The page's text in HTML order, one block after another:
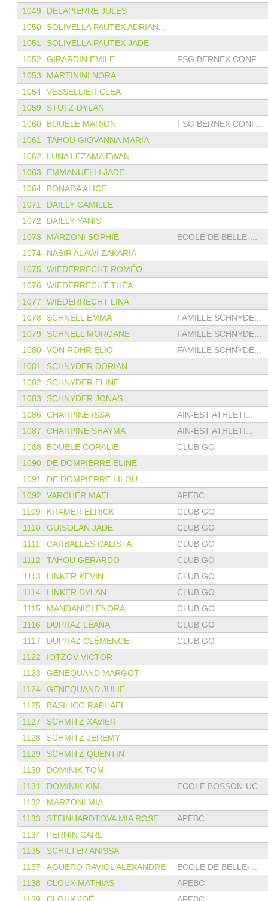
1049
DELAPIERRE JULES
1050 SOLIVELLA PAUTEX ADRIAN...
1051
SOLIVELLA PAUTEX JADE
1052
GIRARDIN EMILE
FSG BERNEX CONF...
1053
MARTININI NORA
1054 VESSELLIER CLEA
1059
STUTZ DYLAN
1060
BOUELE MARION
FSG BERNEX CONF...
1061
TAHOU GIOVANNA MARIA
1062
LUNA LEZAMA EWAN
1063
EMMANUELLI JADE
1064
BONADA ALICE
1071
DAILLY CAMILLE
1072
DAILLY YANIS
1073
MARZONI SOPHIE
ECOLE DE BELLE-...
1074
NASIR ALAWI ZAKARIA
1075 WIEDERRECHT ROMÉO
1076
WIEDERRECHT THÉA
1077
WIEDERRECHT LINA
1078
SCHNELL EMMA
FAMILLE SCHNYDE...
1079
SCHNELL MORGANE
FAMILLE SCHNYDE...
1080 VON ROHR ELIO
FAMILLE SCHNYDE...
1081
SCHNYDER DORIAN
1082
SCHNYDER ELINE
1083
SCHNYDER JONAS
1086
CHARPINE ISSA
AIN-EST ATHLETI...
1087
CHARPINE SHAYMA
AIN-EST ATHLETI...
1088
BOUELE CORALIE
CLUB GO
1090
DE DOMPIERRE ELINE
1091
DE DOMPIERRE LILOU
1092
VARCHER MAEL
APEBC
1109
KRAMER ELRICK
CLUB GO
1110
GUISOLAN JADE
CLUB GO
1111
CARBALLES CALISTA
CLUB GO
1112
TAHOU GERARDO
CLUB GO
1113
LINKER KEVIN
CLUB GO
1114
LINKER DYLAN
CLUB GO
1115
MANDANICI ENORA
CLUB GO
1116
DUPRAZ LÉANA
CLUB GO
1117
DUPRAZ CLÉMENCE
CLUB GO
1122
IOTZOV VICTOR
1123
GENEQUAND MARGOT
1124
GENEQUAND JULIE
1125
BASILICO RAPHAEL
1127
SCHMITZ XAVIER
1128
SCHMITZ JEREMY
1129
SCHMITZ QUENTIN
1130
DOMINIK TOM
1131
DOMINIK KIM
ECOLE BOSSON-UC...
1132
MARZONI MIA
1133
STEINHARDTOVA MIA ROSE
APEBC
1134
PERNIN CARL
1135
SCHILTER ANISSA
1137
AGUERO RAVIOL ALEXANDRE
ECOLE DE BELLE-...
1138
CLOUX MATHIAS
APEBC